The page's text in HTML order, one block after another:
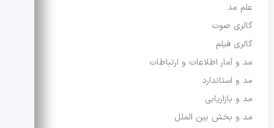
علم مد
گالری صوت
گالری فیلم
مد و آمار اطلاعات و ارتباطات
مد و استاندارد
مد و بازاریابی
مد و بخش بین الملل